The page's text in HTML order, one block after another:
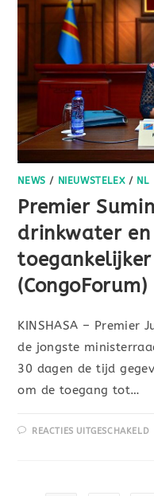
NEWS / NIEUWSTELEX/ NL
Premier
drinkwater
(CongoForum)
KINSHASA – Premier
de jongste
30 dagen de tijd
om de toegang tot…
REACTIES UITGESCHAKELD